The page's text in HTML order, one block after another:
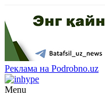
Реклама на Podrobno.uz
Menu